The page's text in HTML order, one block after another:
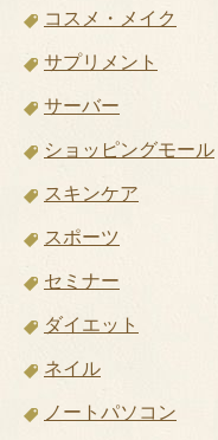
コスメ・メイク
サプリメント
サーバー
ショッピングモール
スキンケア
スポーツ
セミナー
ダイエット
ネイル
ノートパソコン